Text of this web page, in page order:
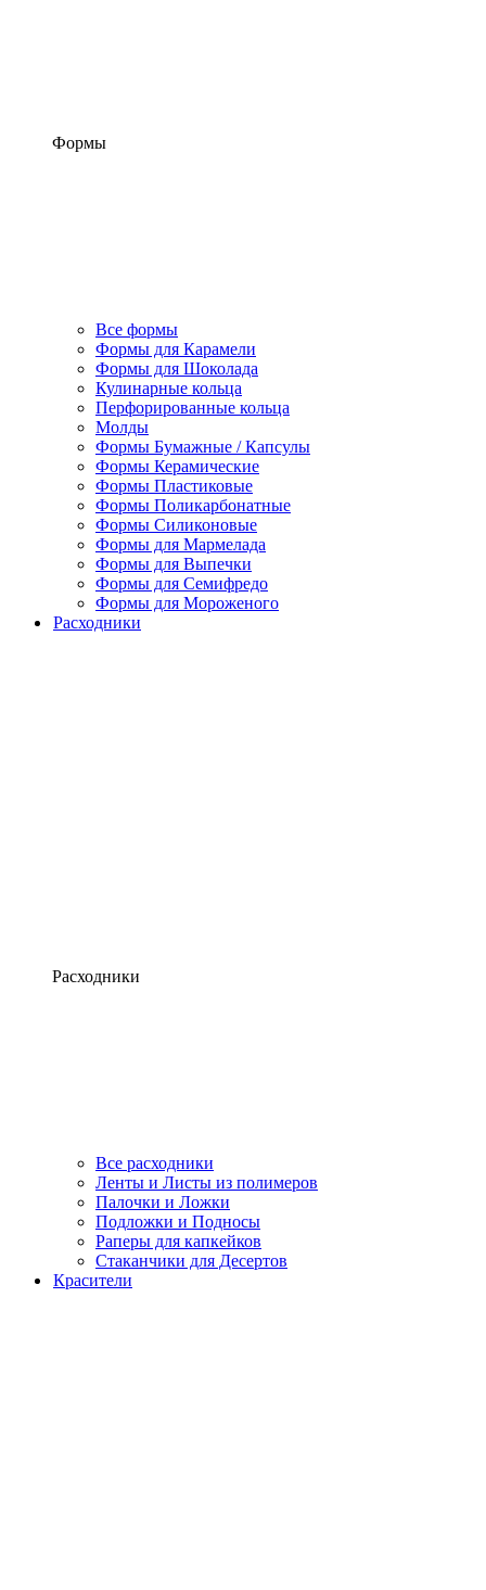
Формы
Все формы
Формы для Карамели
Формы для Шоколада
Кулинарные кольца
Перфорированные кольца
Молды
Формы Бумажные / Капсулы
Формы Керамические
Формы Пластиковые
Формы Поликарбонатные
Формы Силиконовые
Формы для Мармелада
Формы для Выпечки
Формы для Семифредо
Формы для Мороженого
Расходники
Расходники
Все расходники
Ленты и Листы из полимеров
Палочки и Ложки
Подложки и Подносы
Раперы для капкейков
Стаканчики для Десертов
Красители